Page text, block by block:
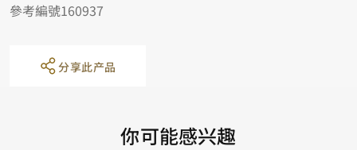
參考編號160937
分享此产品
你可能感兴趣